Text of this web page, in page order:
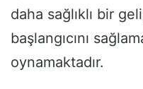
daha sağlıklı bir
başlangıcını
oynamaktadır.